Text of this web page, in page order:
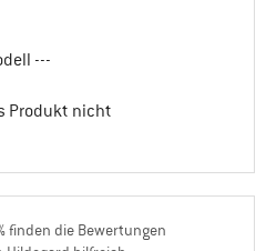
---
Produkt nicht
finden die Bewertungen